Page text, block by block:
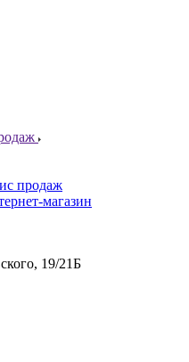
продаж
магазин
19/21Б